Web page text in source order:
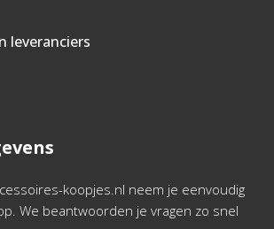
leveranciers
koopjes.nl neem je eenvoudig
We beantwoorden je vragen zo snel